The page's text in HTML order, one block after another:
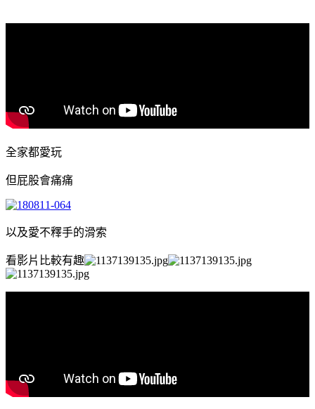
全家都愛玩
但屁股會痛痛
以及愛不釋手的滑索
看影片比較有趣